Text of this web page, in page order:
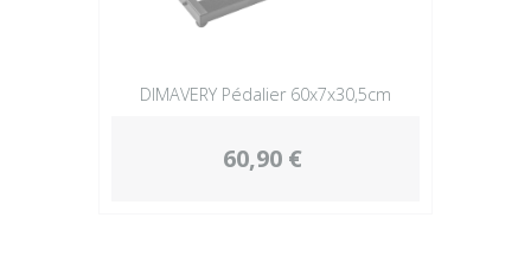
DIMAVERY Pédalier 60x7x30,5cm
60,90 €